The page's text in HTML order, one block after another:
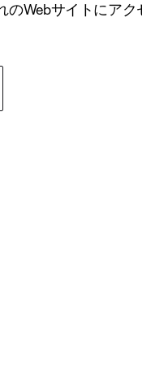
Webサイトにア